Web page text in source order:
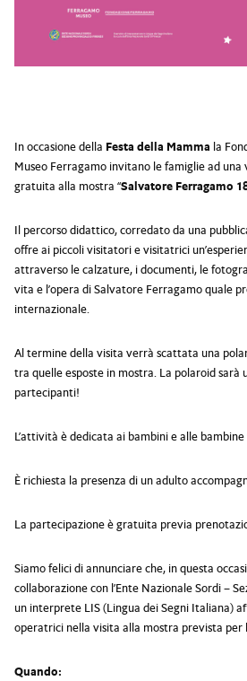
In occasione della Festa della Mamma la
Museo Ferragamo invitano le famiglie ad
gratuita alla mostra “Salvatore Ferragamo
Il percorso didattico, corredato da una
offre ai piccoli visitatori e visitatrici
attraverso le calzature, i documenti, le
vita e l’opera di Salvatore Ferragamo quale
internazionale.
Al termine della visita verrà scattata una
tra quelle esposte in mostra. La polaroid sarà
partecipanti!
L’attività è dedicata ai bambini e alle bambine
È richiesta la presenza di un adulto
La partecipazione è gratuita previa
Siamo felici di annunciare che, in questa
collaborazione con l’Ente Nazionale Sordi –
un interprete LIS (Lingua dei Segni Italiana)
operatrici nella visita alla mostra prevista per
Quando: